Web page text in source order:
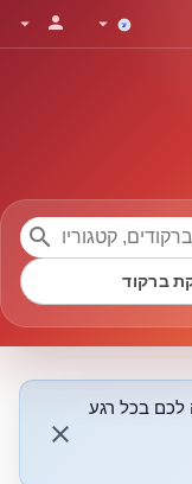
arrow_drop_down
person
arrow_drop_down
search
ברקוד
לכם בכל רגע
close